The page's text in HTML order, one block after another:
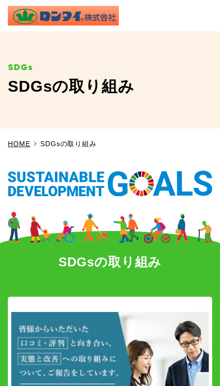
TOP
施工実績
製品情報
SDGs
プライバシーポリシー
SDGsの取り組み
HOME SDGsの取り組み
SDGsの取り組み